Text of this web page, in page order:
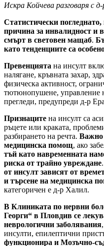
Искра Койчева разговаря с
Статистически
причина за инвалидност и
смърт в световен мащаб.
като тенденциите са
Превенцията на инсулт
налягане, кръвната захар,
физическа активност,
тютюнопушене, управление
прегледи, предупреди д-р
Признаците на инсулт са
ръцете или краката,
разбирането на речта. Важно
медицинска помощ, ако
тъй като навременната
риска от трайно увреждане.
от инсулт зависят от
и търсене на медицинска
категоричен е д-р Халил.
В Клиниката по нервни
Георги“ в Пловдив се
неврологични заболявания
инсулти, епилептични
функционира и Мозъчно-